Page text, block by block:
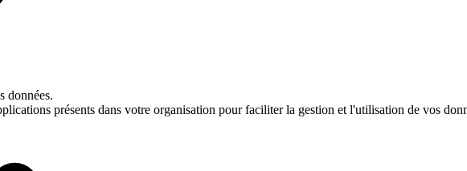
données.
présents dans votre organisation pour faciliter la gestion et l'utilisation de vos